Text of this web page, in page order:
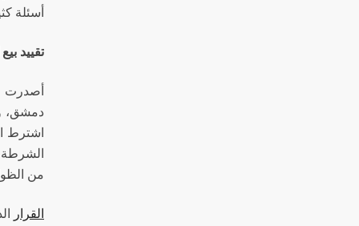
أسئلة
تقييد
أصدرت
دمشق،
الشرطة
من
القرار